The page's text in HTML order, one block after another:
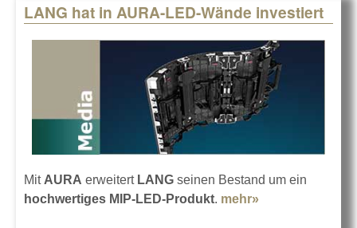
LANG hat in AURA-LED-Wände investiert
Mit AURA erweitert LANG seinen Bestand um ein
hochwertiges MIP-LED-Produkt. mehr»